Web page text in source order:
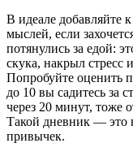
В идеале добавляйте
мыслей, если
потянулись за едой:
скука, накрыл стресс
Попробуйте оценить
до 10 вы садитесь за
через 20 минут, тоже
Такой дневник — это
привычек.